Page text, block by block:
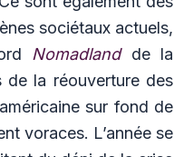
sociétaux actuels,
Nomadland
de la
de la réouverture des
sur fond de
voraces. L’année se